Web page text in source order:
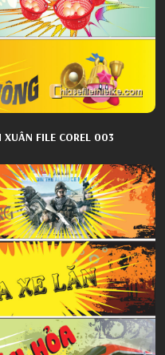
FILE COREL 003